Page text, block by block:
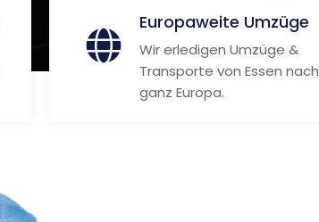
Europaweite Umzüge
Wir erledigen Umzüge &
Transporte von Essen nach
ganz Europa.